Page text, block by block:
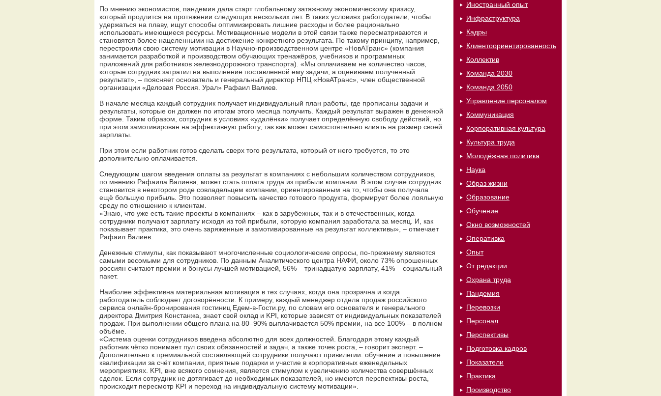
По мнению экономистов, пандемия дала старт глобальному затяжному экономическому кризису,
который продлится на протяжении следующих нескольких лет. В таких условиях работодатели, чтобы
удержаться на плаву, ищут способы оптимизировать лишние расходы и более рационально
использовать имеющиеся ресурсы. Мотивационные модели в этой связи также пересматриваются и
становятся более нацеленными на достижение конкретного результата. По такому принципу, например,
перестроили свою систему мотивации в Научно-производственном центре «НовАТранс» (компания
занимается разработкой и производством обучающих тренажёров, учебников и программных
приложений для работников железнодорожного транспорта). «Мы оплачиваем не количество часов,
которые сотрудник затратил на выполнение поставленной ему задачи, а оцениваем полученный
результат», – поясняет основатель и генеральный директор НПЦ «НовАТранс», член общественной
организации «Деловая Россия. Урал» Рафаил Валиев.
В начале месяца каждый сотрудник получает индивидуальный план работы, где прописаны задачи и
результаты, которые он должен по итогам этого месяца получить. Каждый результат выражен в денежной
форме. Таким образом, сотрудник в условиях «удалёнки» получает определённую свободу действий, но
при этом замотивирован на эффективную работу, так как может самостоятельно влиять на размер своей
зарплаты.
При этом если работник готов сделать сверх того результата, который от него требуется, то это
дополнительно оплачивается.
Следующим шагом введения оплаты за результат в компаниях с небольшим количеством сотрудников,
по мнению Рафаила Валиева, может стать оплата труда из прибыли компании. В этом случае сотрудник
становится в некотором роде совладельцем компании, ориентированным на то, чтобы она получала
ещё большую прибыль. Это позволяет повысить качество готового продукта, формирует более лояльную
среду по отношению к клиентам.
«Знаю, что уже есть такие проекты в компаниях – как в зарубежных, так и в отечественных, когда
сотрудники получают зарплату исходя из той прибыли, которую компания заработала за месяц. И, как
показывает практика, это очень заряженные и замотивированные на результат коллективы», – отмечает
Рафаил Валиев.
Денежные стимулы, как показывают многочисленные социологические опросы, по-прежнему являются
самыми весомыми для сотрудников. По данным Аналитического центра НАФИ, около 73% опрошенных
россиян считают премии и бонусы лучшей мотивацией, 56% – тринадцатую зарплату, 41% – социальный
пакет.
Наиболее эффективна материальная мотивация в тех случаях, когда она прозрачна и когда
работодатель соблюдает договорённости. К примеру, каждый менеджер отдела продаж российского
сервиса онлайн-бронирования гостиниц Едем-в-Гости.ру, по словам его основателя и генерального
директора Дмитрия Констанжа, знает свой оклад и KPI, которые зависят от индивидуальных показателей
продаж. При выполнении общего плана на 80–90% выплачивается 50% премии, на все 100% – в полном
объёме.
«Система оценки сотрудников введена абсолютно для всех должностей. Благодаря этому каждый
работник чётко понимает пул своих обязанностей и задач, а также точек роста, – говорит эксперт. –
Дополнительно к премиальной составляющей сотрудники получают привилегии: обучение и повышение
квалификации за счёт компании, приятные подарки и участие в корпоративных еженедельных
мероприятиях. KPI, вне всякого сомнения, является стимулом к увеличению количества совершённых
сделок. Если сотрудник не дотягивает до необходимых показателей, но имеются перспективы роста,
происходит пересмотр KPI и переход на индивидуальную систему мотивации».
Иностранный опыт
Инфраструктура
Кадры
Клиентоориентированность
Коллектив
Команда 2030
Команда 2050
Управление персоналом
Коммуникация
Корпоративная культура
Культура труда
Молодёжная политика
Наука
Образ жизни
Образование
Обучение
Окно возможностей
Оперативка
Опыт
От редакции
Охрана труда
Пандемия
Перевозки
Персонал
Перспективы
Подготовка кадров
Показатели
Практика
Производство